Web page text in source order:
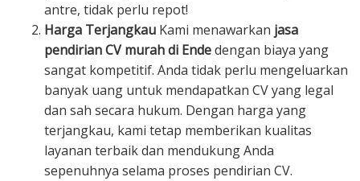
antre, tidak perlu repot!
Harga Terjangkau Kami menawarkan jasa
pendirian CV murah di Endedengan biaya yang
sangat kompetitif. Anda tidak perlu mengeluarkan
banyak uang untuk mendapatkan CV yang legal
dan sah secara hukum. Dengan harga yang
terjangkau, kami tetap memberikan kualitas
layanan terbaik dan mendukung Anda
sepenuhnya selama proses pendirian CV.